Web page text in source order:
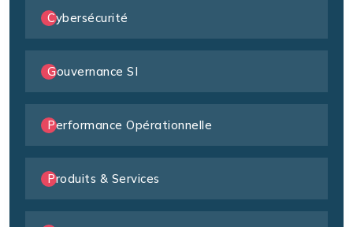
Cybersécurité
Gouvernance SI
Performance Opérationnelle
Produits & Services